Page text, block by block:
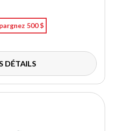
500 $
DÉTAILS